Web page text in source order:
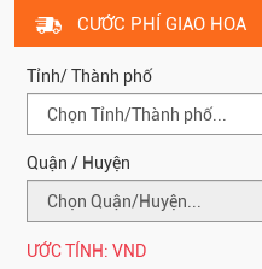
CƯỚC PHÍ GIAO HOA
Tỉnh/ Thành phố
Quận / Huyện
ƯỚC TÍNH: VND